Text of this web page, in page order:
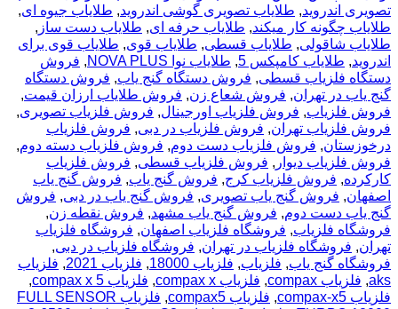
تصویری اندروید, طلایاب تصویری گوشی اندروید, طلایاب جیوه ای,
طلایاب چگونه کار میکند, طلایاب حرفه ای, طلایاب دست ساز ,
طلایاب شاقولی, طلایاب قسطی, طلایاب قوی, طلایاب قوی برای
اندروید, طلایاب کامپکس 5 , طلایاب نوا NOVA PLUS , فروش
دستگاه فلزیاب قسطی, فروش دستگاه گنج یاب, فروش دستگاه
گنج یاب در تهران, فروش شعاع زن, فروش طلایاب ارزان قیمت,
فروش فلزیاب, فروش فلزیاب اورجینال, فروش فلزیاب تصویری,
فروش فلزیاب تهران, فروش فلزیاب در دبی, فروش فلزیاب
درخوزستان, فروش فلزیاب دست دوم, فروش فلزیاب دسته دوم,
فروش فلزیاب دیوار , فروش فلزیاب قسطی, فروش فلزیاب
کارکرده, فروش فلزیاب کرج, فروش گنج یاب, فروش گنج یاب
اصفهان, فروش گنج یاب تصویری, فروش گنج یاب در دبی, فروش
گنج یاب دست دوم, فروش گنج یاب مشهد, فروش نقطه زن,
فروشگاه فلزیاب, فروشگاه فلزیاب اصفهان, فروشگاه فلزیاب
تهران, فروشگاه فلزیاب در تهران, فروشگاه فلزیاب در دبی,
فروشگاه گنج یاب, فلزیاب, فلزیاب 18000 , فلزیاب 2021 , فلزیاب
aks
, فلزیاب compax , فلزیاب compax x , فلزیاب compax x 5
,
فلزیاب compax-x5
, فلزیاب compax5 ,
فلزیاب FULL SENSOR